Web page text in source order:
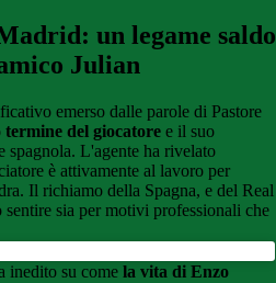
un legame saldo
Julian
emerso dalle parole di Pastore
del giocatore e il suo
spagnola. L'agente ha rivelato
è attivamente al lavoro per
Il richiamo della Spagna, e del Real
sia per motivi professionali che
inedito su come la vita di Enzo